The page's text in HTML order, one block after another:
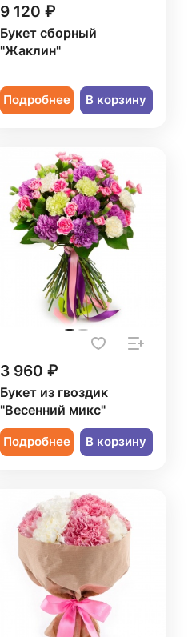
9 120 ₽
Букет сборный
"Жаклин"
Подробнее В корзину
3 960 ₽
Букет из гвоздик
"Весенний микс"
Подробнее В корзину